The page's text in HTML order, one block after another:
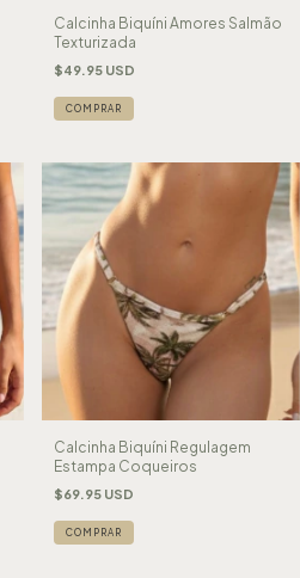
Calcinha Biquíni Amores Salmão
Texturizada
$49.95 USD
COMPRAR
Calcinha Biquíni Regulagem
Estampa Coqueiros
$69.95 USD
COMPRAR